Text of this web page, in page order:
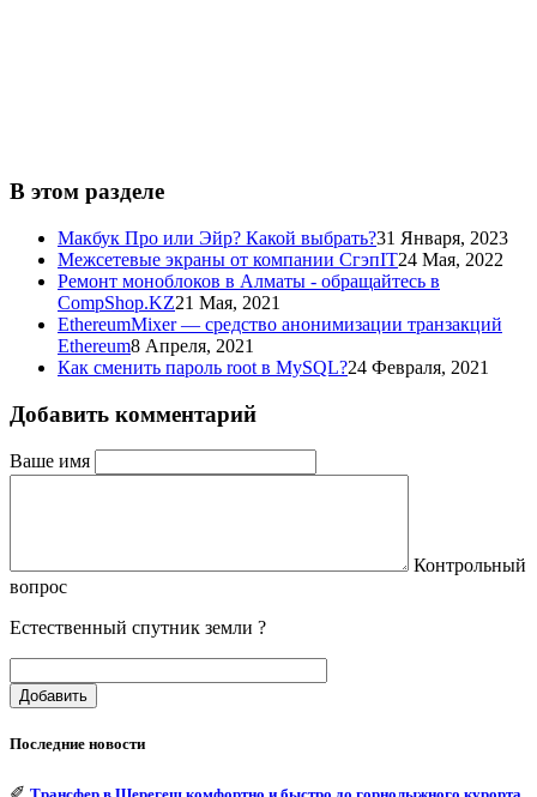
В этом разделе
Макбук Про или Эйр? Какой выбрать?31 Января, 2023
Межсетевые экраны от компании СгэпIT24 Мая, 2022
Ремонт моноблоков в Алматы - обращайтесь в
CompShop.KZ21 Мая, 2021
EthereumMixer — средство анонимизации транзакций
Ethereum8 Апреля, 2021
Как сменить пароль root в MySQL?24 Февраля, 2021
Добавить комментарий
Ваше имя
Контрольный
вопрос
Естественный спутник земли ?
Добавить
Последние новости
✐